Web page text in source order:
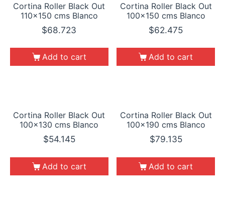
Cortina Roller Black Out
110×150 cms Blanco
$68.723
Add to cart
Cortina Roller Black Out
100×150 cms Blanco
$62.475
Add to cart
Cortina Roller Black Out
100×130 cms Blanco
$54.145
Add to cart
Cortina Roller Black Out
100×190 cms Blanco
$79.135
Add to cart